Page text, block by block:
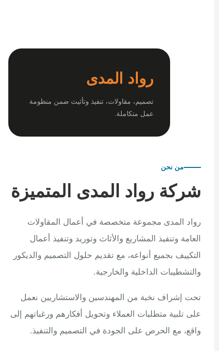
رواد المدى
تصميم، مقاولات، تنفيذ وتأثيث ضمن منظومة
عمل متكاملة.
من نحن
شركة رواد المدى المتميزة
رواد المدى مجموعة متخصصة في أعمال المقاولات
العامة وتنفيذ المشاريع والأثاث وتوريد وتنفيذ أعمال
التكييف بجميع أنواعه، مع تقديم حلول التصميم والديكور
والتشطيبات الداخلية والخارجية.
تحت إشراف نخبة من المهندسين والاستشاريين نعمل
على تلبية متطلبات العملاء وتحويل أفكارهم ورغباتهم إلى
واقع، مع الحرص على الجودة في التصميم والتنفيذ.